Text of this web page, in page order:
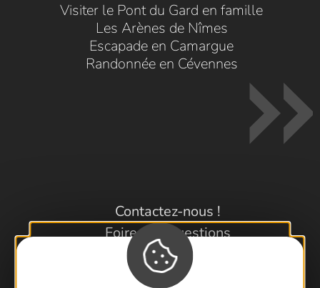
Visiter le Pont du Gard en famille
Les Arènes de Nîmes
Escapade en Camargue
Randonnée en Cévennes
Contactez-nous !
Foire aux questions
Brochures
Cartoguides et Topoguides